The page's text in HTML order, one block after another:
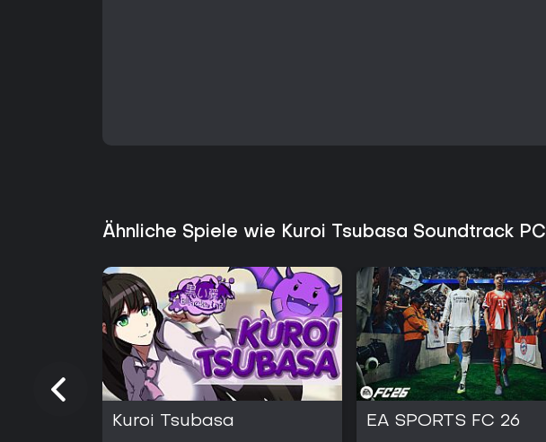
Ähnliche Spiele wie Kuroi Tsubasa Soundtrack PC
Kuroi Tsubasa EA SPORTS FC 26